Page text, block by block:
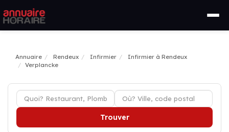
Annuaire Rendeux Infirmier
Infirmier à Rendeux
Verplancke
Trouver